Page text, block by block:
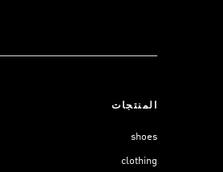
المنتجات
shoes
clothing